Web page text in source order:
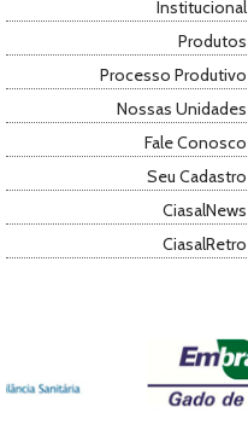
Institucional
Produtos
Processo Produtivo
Nossas Unidades
Fale Conosco
Seu Cadastro
CiasalNews
CiasalRetro